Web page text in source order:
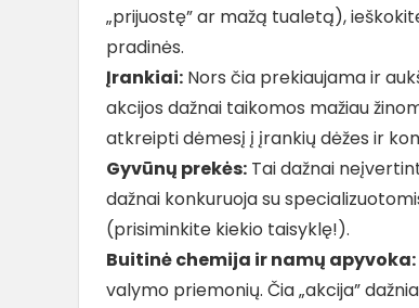
„prijuostę” ar mažą tualetą),
pradinės.
Įrankiai: Nors čia prekiaujama ir
akcijos dažnai taikomos mažiau
atkreipti dėmesį į įrankių dėžes ir
Gyvūnų prekės: Tai dažnai
dažnai konkuruoja su
(prisiminkite kiekio taisyklę!).
Buitinė chemija ir namų apyvoka:
valymo priemonių. Čia „akcija”